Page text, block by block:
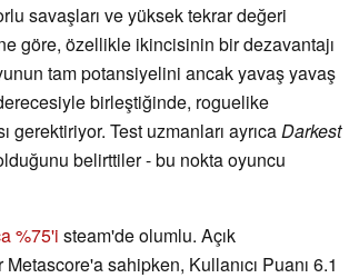
savaşları ve yüksek tekrar değeri
göre, özellikle ikincisinin bir dezavantajı
tam potansiyelini ancak yavaş yavaş
birleştiğinde, roguelike
gerektiriyor. Test uzmanları ayrıcaDarkest
belirttiler - bu nokta oyuncu
%75'i steam'de olumlu. Açık
sahipken, Kullanıcı Puanı 6.1